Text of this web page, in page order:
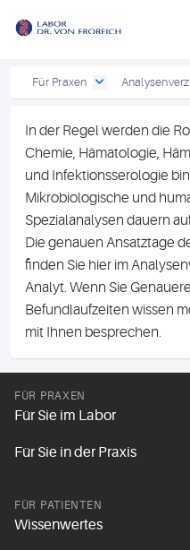
Für Praxen
In der Regel werden die
Chemie, Hämatologie,
und Infektionsserologie
Mikrobiologische und
Spezialanalysen dauern
Die genauen Ansatztage
finden Sie hier im
Analyt. Wenn Sie
Befundlaufzeiten wissen
mit Ihnen besprechen.
FÜR PRAXEN
Für Sie im Labor
Für Sie in der Praxis
FÜR PATIENTEN
Wissenwertes